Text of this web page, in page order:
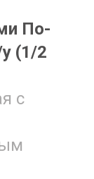
По-
(1/2
с